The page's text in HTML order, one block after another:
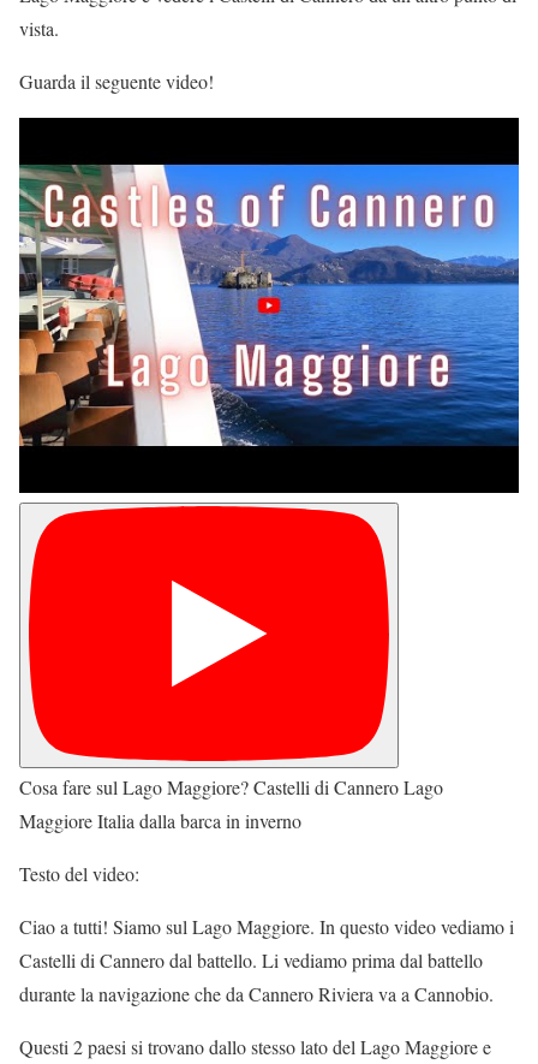
vista.
Guarda il seguente video!
Cosa fare sul Lago Maggiore? Castelli di Cannero Lago
Maggiore Italia dalla barca in inverno
Testo del video:
Ciao a tutti! Siamo sul Lago Maggiore. In questo video vediamo i
Castelli di Cannero dal battello. Li vediamo prima dal battello
durante la navigazione che da Cannero Riviera va a Cannobio.
Questi 2 paesi si trovano dallo stesso lato del Lago Maggiore e